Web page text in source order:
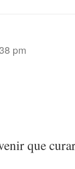
pm
que